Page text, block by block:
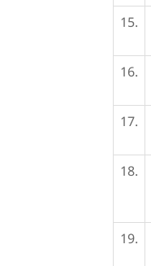
15.
16.
17.
18.
19.